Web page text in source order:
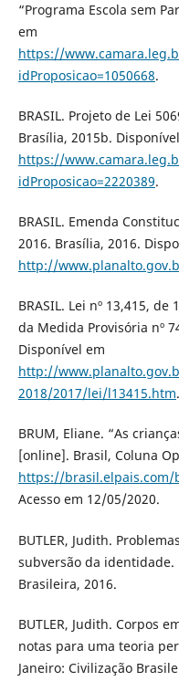
“Programa Escola sem
em
https://
idProposicao=1050668.
BRASIL. Projeto de Lei
Brasília, 2015b.
https://
idProposicao=2220389.
BRASIL. Emenda
2016. Brasília, 2016.
http://
BRASIL. Lei nº 13,415,
da Medida Provisória nº
Disponível em
http://
2018/2017/lei/l13415.htm.
BRUM, Eliane. “As
[online]. Brasil, Coluna
https://brasil.elpais.com/
Acesso em 12/05/2020.
BUTLER, Judith.
subversão da identidade.
Brasileira, 2016.
BUTLER, Judith. Corpos
notas para uma teoria
Janeiro: Civilização